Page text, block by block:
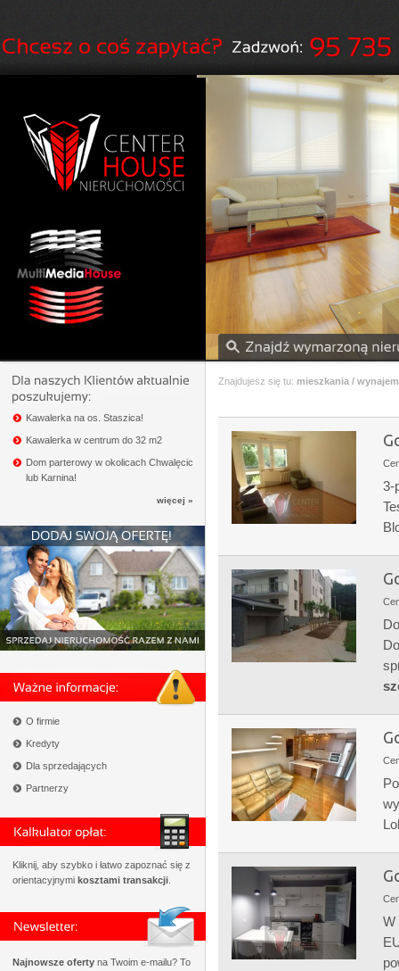
Kawalerka na os. Staszica!
Kawalerka w centrum do 32 m2
Dom parterowy w okolicach Chwalęcic
lub Karnina!
więcej »
O firmie
Kredyty
Dla sprzedających
Partnerzy
Kliknij, aby szybko i łatwo zapoznać się z
orientacyjnymi kosztami transakcji
Najnowsze oferty na Twoim e-mailu? To
Znajdujesz się tu: mieszkania / wynajem
3-
W